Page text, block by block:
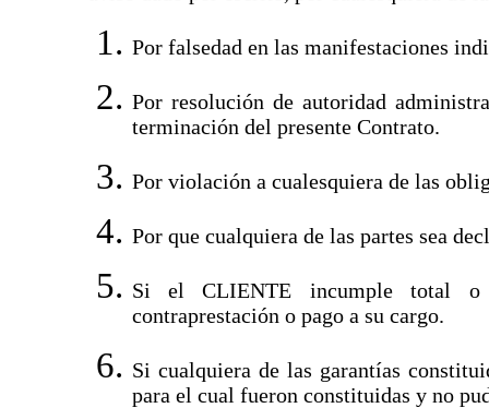
Por falsedad en las manifestaciones
Por resolución de autoridad
terminación del presente Contrato.
Por violación a cualesquiera de las
Por que cualquiera de las partes sea
Si el CLIENTE incumple total o
contraprestación o pago a su cargo.
Si cualquiera de las garantías
para el cual fueron constituidas y no